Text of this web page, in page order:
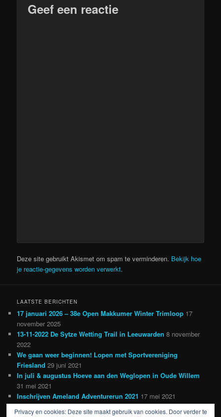
Geef een reactie
Deze site gebruikt Akismet om spam te verminderen. Bekijk hoe
je reactie-gegevens worden verwerkt.
LAATSTE BERICHTEN
17 januari 2026 – 38e Open Makkumer Winter Trimloop 17
november 2025
13-11-2022 De Sytze Wetting Trail in Leeuwarden 8 november
2022
We gaan weer beginnen! Lopen met Sportvereniging
Friesland 29 juni 2021
In juli & augustus Hoeve aan den Weglopen in Oude Willem
31 mei 2021
Inschrijven Ameland Adventurerun 2021 17 mei 2021
Privacy en cookies: Deze site maakt gebruik van cookies. Door verder te